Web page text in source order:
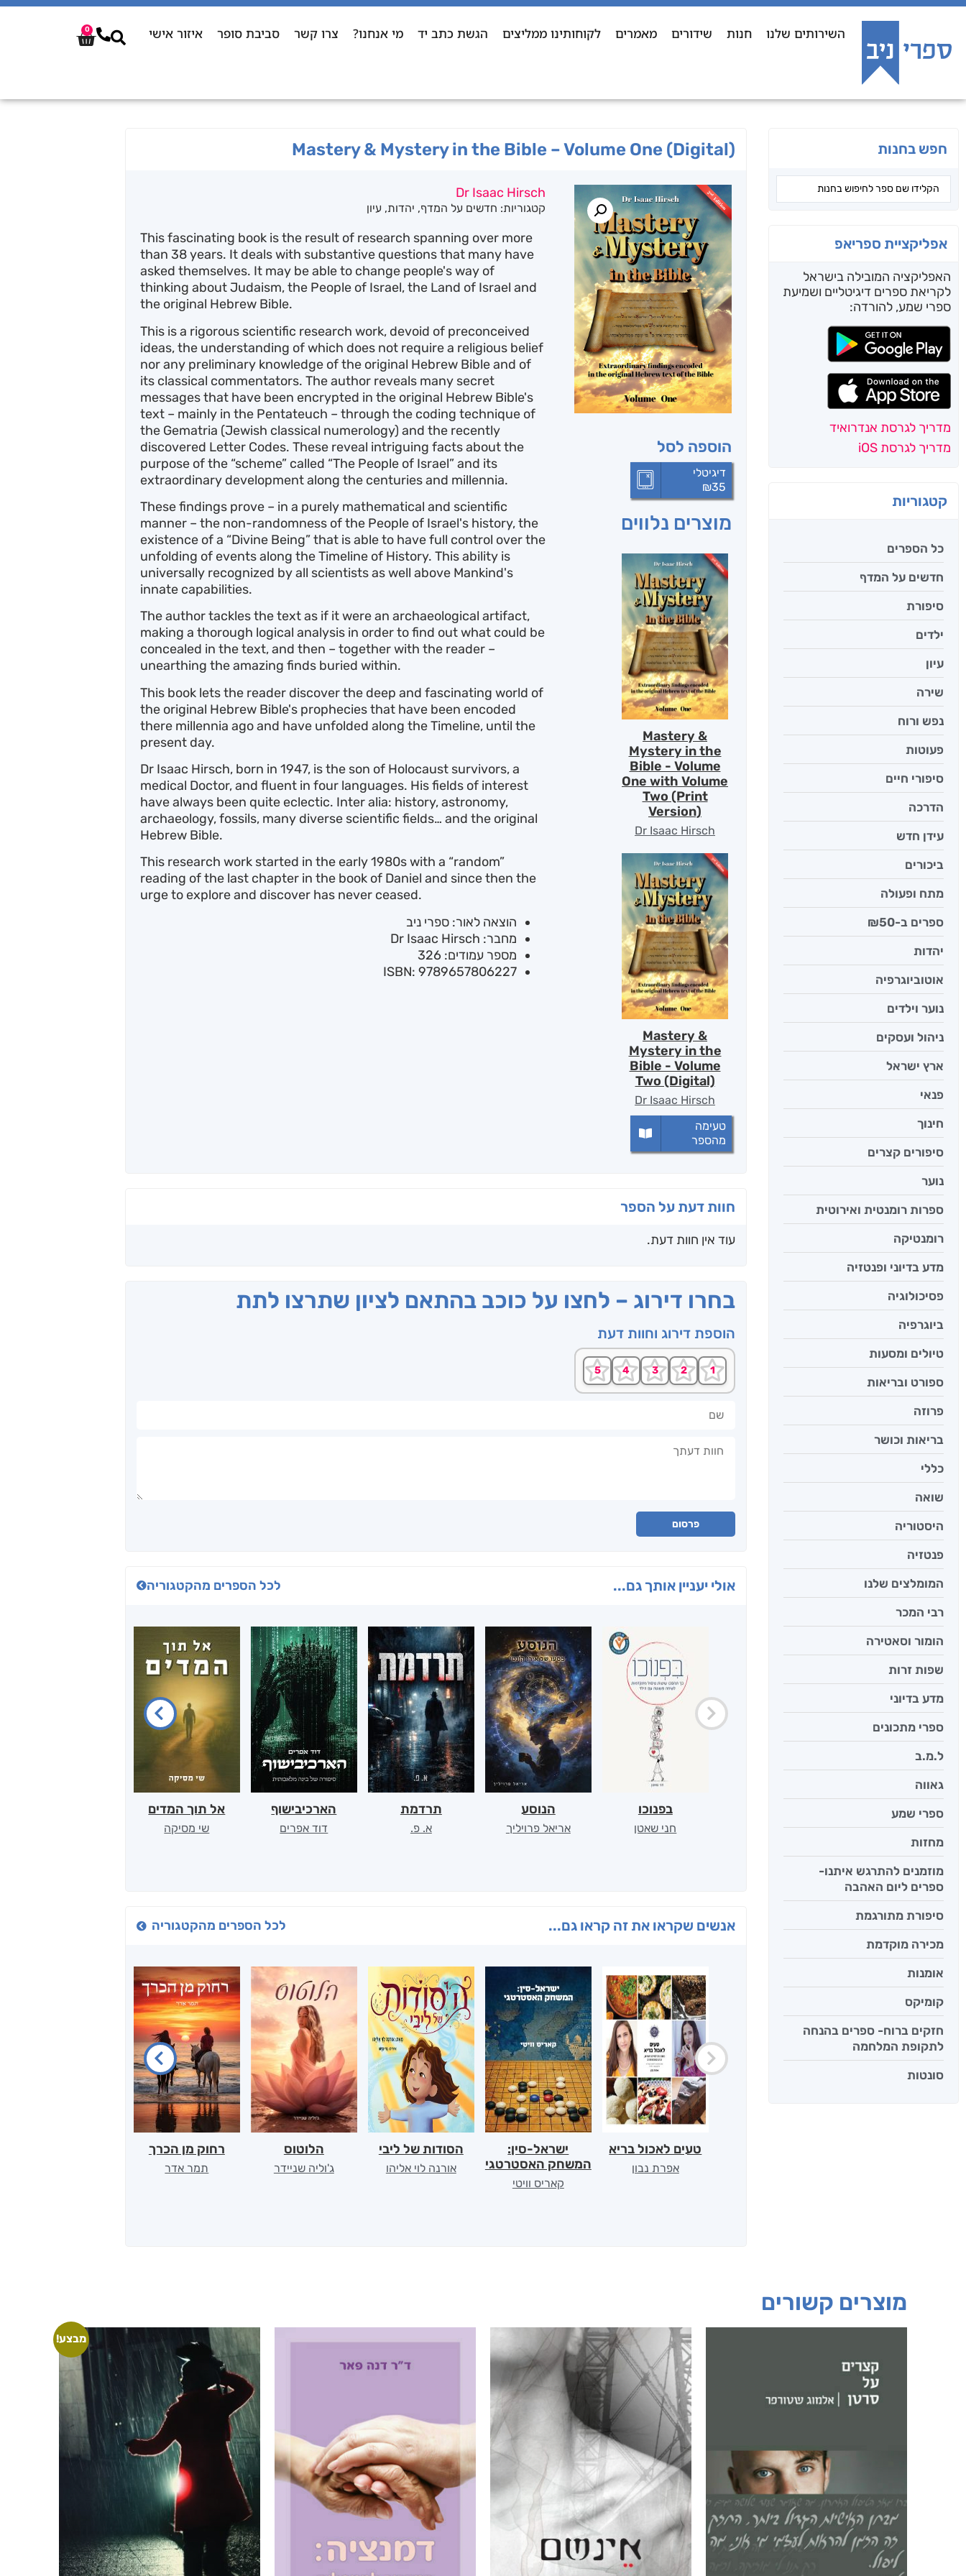
השירותים שלנו חנות שידורים מאמרים לקוחותינו ממליצים הגשת כתב יד מי אנחנו? צרו קשר סביבת סופר איזור אישי 0
חפש בחנות
אפליקציית ספריאפ
האפליקציה המובילה בישראל
לקריאת ספרים דיגיטליים ושמיעת
ספרי שמע, להורדה:
מדריך לגרסת אנדרואיד
מדריך לגרסת iOS
קטגוריות
כל הספרים
חדשים על המדף
סיפורת
ילדים
עיון
שירה
נפש ורוח
פעוטות
סיפורי חיים
הדרכה
עידן חדש
ביכורים
מתח ופעולה
ספרים ב-₪50
יהדות
אוטוביוגרפיה
נוער וילדים
ניהול ועסקים
ארץ ישראל
פנאי
חינוך
סיפורים קצרים
נוער
ספרות רומנטית ואירוטית
רומנטיקה
מדע בדיוני ופנטזיה
פסיכולוגיה
ביוגרפיה
טיולים ומסעות
ספורט ובריאות
פרוזה
בריאות וכושר
כללי
שואה
היסטוריה
פנטזיה
המומלצים שלנו
רבי המכר
הומור וסאטירה
שפות זרות
מדע בדיוני
ספרי מתכונים
ל.מ.ב
גאווה
ספרי שמע
מחזות
מוזמנים להתרגש איתנו-
ספרים ליום האהבה
סיפורת מתורגמת
מכירה מוקדמת
אומנות
קומיקס
חזקים ברוח- ספרים בהנחה
לתקופת המלחמה
סונטות
Mastery & Mystery in the Bible – Volume One (Digital)
הוספה לסל
דיגיטלי
₪35
מוצרים נלווים
Mastery &
Mystery in the
Bible - Volume
One with Volume
Two (Print
Version)
Dr Isaac Hirsch
Mastery &
Mystery in the
Bible - Volume
Two (Digital)
Dr Isaac Hirsch
טעימה
מהספר
Dr Isaac Hirsch
קטגוריות: חדשים על המדף, יהדות, עיון
This fascinating book is the result of research spanning over more
than 38 years. It deals with substantive questions that many have
asked themselves. It may be able to change people's way of
thinking about Judaism, the People of Israel, the Land of Israel and
the original Hebrew Bible.
This is a rigorous scientific research work, devoid of preconceived
ideas, the understanding of which does not require a religious belief
nor any preliminary knowledge of the original Hebrew Bible and of
its classical commentators. The author reveals many secret
messages that have been encrypted in the original Hebrew Bible's
text – mainly in the Pentateuch – through the coding technique of
the Gematria (Jewish classical numerology) and the recently
discovered Letter Codes. These reveal intriguing facts about the
purpose of the “scheme” called “The People of Israel” and its
extraordinary development along the centuries and millennia.
These findings prove – in a purely mathematical and scientific
manner – the non-randomness of the People of Israel's history, the
existence of a “Divine Being” that is able to have full control over the
unfolding of events along the Timeline of History. This ability is
universally recognized by all scientists as well above Mankind's
innate capabilities.
The author tackles the text as if it were an archaeological artifact,
making a thorough logical analysis in order to find out what could be
concealed in the text, and then – together with the reader –
unearthing the amazing finds buried within.
This book lets the reader discover the deep and fascinating world of
the original Hebrew Bible's prophecies that have been encoded
there millennia ago and have unfolded along the Timeline, until the
present day.
Dr Isaac Hirsch, born in 1947, is the son of Holocaust survivors, a
medical Doctor, and fluent in four languages. His fields of interest
have always been quite eclectic. Inter alia: history, astronomy,
archaeology, fossils, many diverse scientific fields… and the original
Hebrew Bible.
This research work started in the early 1980s with a “random”
reading of the last chapter in the book of Daniel and since then the
urge to explore and discover has never ceased.
הוצאה לאור: ספרי ניב
מחבר: Dr Isaac Hirsch
מספר עמודים: 326
ISBN: 9789657806227
חוות דעת על הספר
עוד אין חוות דעת.
בחרו דירוג – לחצו על כוכב בהתאם לציון שתרצו לתת
הוספת דירוג וחוות דעת
פרסום
אולי יעניין אותך גם... לכל הספרים מהקטגוריה
בפנוכו
חני שאטן
הנוסע
אריאל פרויליך
תרדמת
א. פ.
הארכיבישוף
דוד אפרים
אל תוך המדים
שי מסיקה
אנשים שקראו את זה קראו גם... לכל הספרים מהקטגוריה
טעים לאכול בריא
אפרת נבון
ישראל-סין:
המשחק האסטרטגי
קאריס וויטי
הסודות של ליבי
אורנה לוי אליהו
הלוטוס
ג'וליה שניידר
רחוק מן הכרך
תמר אדר
מוצרים קשורים
מבצע!